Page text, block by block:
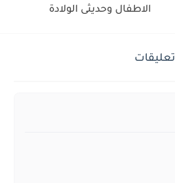
الاطفال وحديثى الولادة
تعليقات